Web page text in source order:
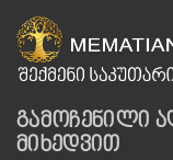
გამოჩენილი
მიხედვით